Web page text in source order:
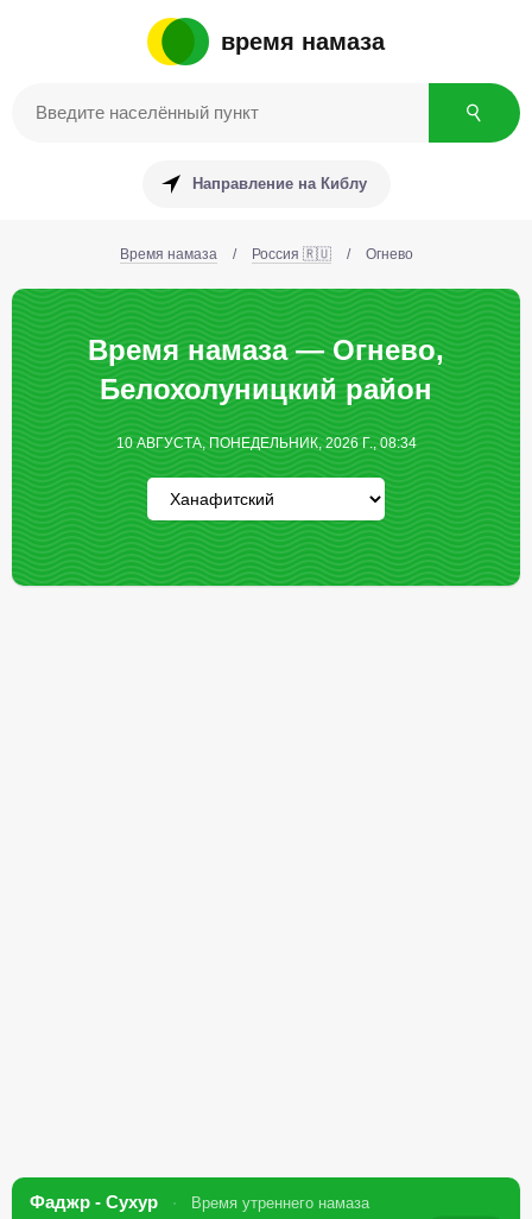
время намаза
Направление на Киблу
Время намаза / Россия 🇷🇺 / Огнево
Время намаза — Огнево,
Белохолуницкий район
10 АВГУСТА, ПОНЕДЕЛЬНИК, 2026 Г., 08:34
Фаджр - Сухур Время утреннего намаза